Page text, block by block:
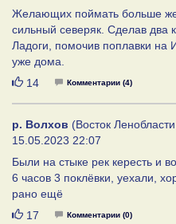
Желающих поймать больше
сильный северяк. Сделав два
Ладоги, помочив поплавки на
уже дома.
Нравится
14 Комментарии (4)
р. Волхов (Восток
15.05.2023 22:07
Были на стыке рек кересть и
6 часов 3 поклёвки, уехали,
рано ещё
Нравится
17 Комментарии (0)